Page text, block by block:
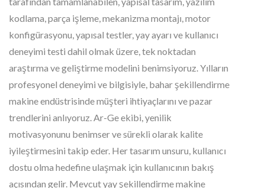
kodlama, parça işleme, mekanizma montajı, motor
konfigürasyonu, yapısal testler, yay ayarı ve kullanıcı
deneyimi testi dahil olmak üzere, tek noktadan
araştırma ve geliştirme modelini benimsiyoruz. Yılların
profesyonel deneyimi ve bilgisiyle, bahar şekillendirme
makine endüstrisinde müşteri ihtiyaçlarını ve pazar
trendlerini anlıyoruz. Ar-Ge ekibi, yenilik
motivasyonunu benimser ve sürekli olarak kalite
iyileştirmesini takip eder. Her tasarım unsuru, kullanıcı
dostu olma hedefine ulaşmak için kullanıcının bakış
açısından gelir. Mevcut yay şekillendirme makine